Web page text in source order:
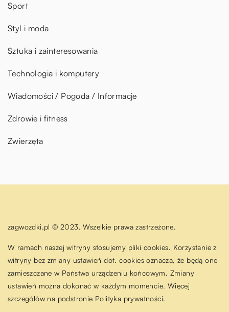
Sport
Styl i moda
Sztuka i zainteresowania
Technologia i komputery
Wiadomości / Pogoda / Informacje
Zdrowie i fitness
Zwierzęta
zagwozdki.pl © 2023. Wszelkie prawa zastrzeżone.
W ramach naszej witryny stosujemy pliki cookies. Korzystanie z
witryny bez zmiany ustawień dot. cookies oznacza, że będą one
zamieszczane w Państwa urządzeniu końcowym. Zmiany
ustawień można dokonać w każdym momencie. Więcej
szczegółów na podstronie Polityka prywatności.